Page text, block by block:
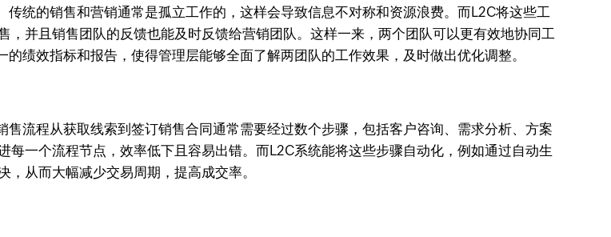
统的销售和营销通常是孤立工作的，这样会导致信息不对称和资源浪费。而L2C将这些工
并且销售团队的反馈也能及时反馈给营销团队。这样一来，两个团队可以更有效地协同工
绩效指标和报告，使得管理层能够全面了解两团队的工作效果，及时做出优化调整。
流程从获取线索到签订销售合同通常需要经过数个步骤，包括客户咨询、需求分析、方案
一个流程节点，效率低下且容易出错。而L2C系统能将这些步骤自动化，例如通过自动生
从而大幅减少交易周期，提高成交率。